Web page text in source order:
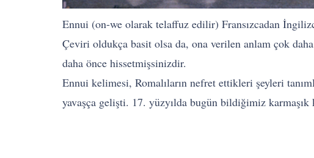
Ennui (on-we olarak telaffuz edilir) Fransızcadan
Çeviri oldukça basit olsa da, ona verilen anlam çok
daha önce hissetmişsinizdir.
Ennui kelimesi, Romalıların nefret ettikleri şeyleri
yavaşça gelişti. 17. yüzyılda bugün bildiğimiz